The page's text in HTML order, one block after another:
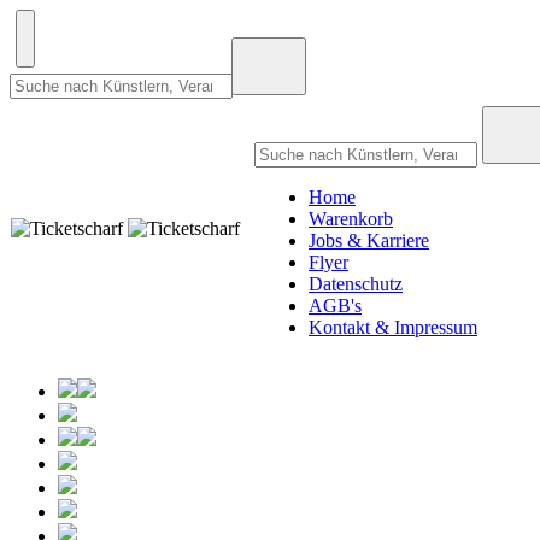
Home
Warenkorb
Jobs & Karriere
Flyer
Datenschutz
AGB's
Kontakt & Impressum